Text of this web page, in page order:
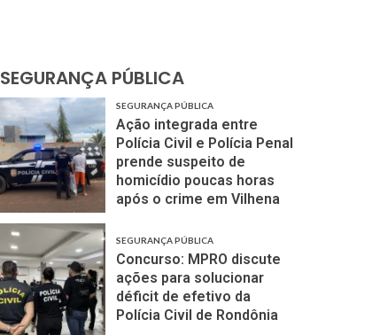
SEGURANÇA PÚBLICA
SEGURANÇA PÚBLICA
Ação integrada entre
Polícia Civil e Polícia Penal
prende suspeito de
homicídio poucas horas
após o crime em Vilhena
SEGURANÇA PÚBLICA
Concurso: MPRO discute
ações para solucionar
déficit de efetivo da
Polícia Civil de Rondônia